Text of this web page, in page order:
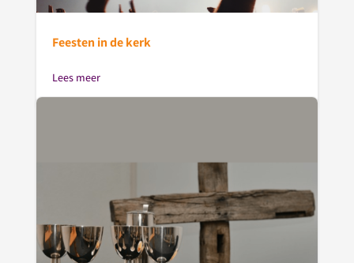
Feesten in de kerk
Lees meer